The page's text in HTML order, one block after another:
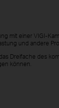
mit einer VIGI-
und andere
Dreifache des
können.